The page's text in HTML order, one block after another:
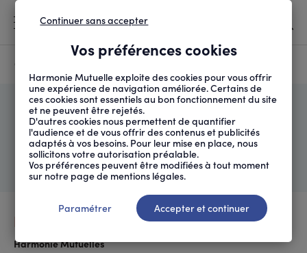
FIL
D'ARIANE
ACCUEIL MENTIONS LÉGALES
Mentions légales
Identité de l'éditeur du site
Editeur
Harmonie Mutuelles
Vos préférences cookies
Harmonie Mutuelle exploite des cookies pour vous offrir
une expérience de navigation améliorée. Certains de
ces cookies sont essentiels au bon fonctionnement du site
et ne peuvent être rejetés.
D'autres cookies nous permettent de quantifier
l'audience et de vous offrir des contenus et publicités
adaptés à vos besoins. Pour leur mise en place, nous
sollicitons votre autorisation préalable.
Vos préférences peuvent être modifiées à tout moment
sur notre page de mentions légales.
Continuer sans accepter
Paramétrer Accepter et continuer